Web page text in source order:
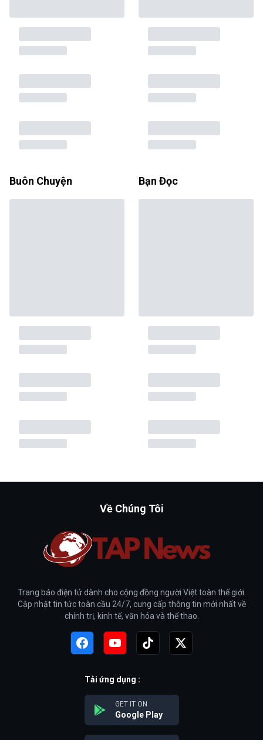
Buôn Chuyện Bạn Đọc
Về Chúng Tôi
Trang báo điện tử dành cho cộng đồng người Việt toàn thế giới.
Cập nhật tin tức toàn cầu 24/7, cung cấp thông tin mới nhất về
chính trị, kinh tế, văn hóa và thể thao.
Tải ứng dụng :
GET IT ON
Google Play